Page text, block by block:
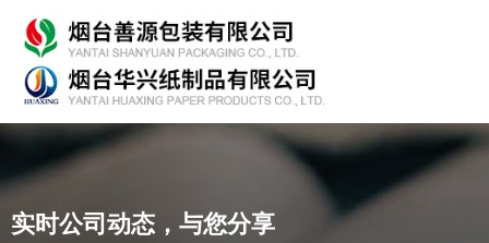
专业从事产品包装的研发、生产、销售，欢迎咨询！
实时公司动态，与您分享